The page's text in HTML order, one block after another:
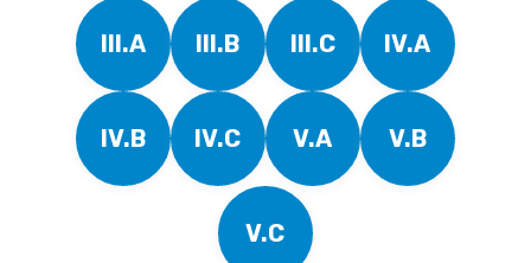
III.A III.B III.C IV.A
IV.B IV.C V.A V.B
V.C